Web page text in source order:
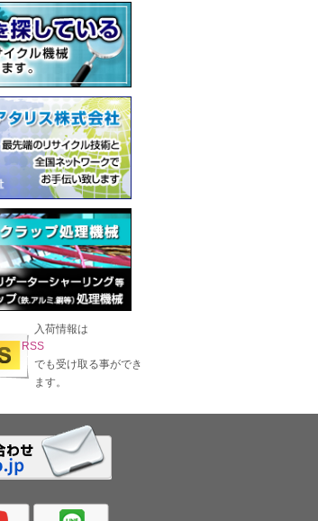
入荷情報は
RSS
でも受け取る事ができ
ます。